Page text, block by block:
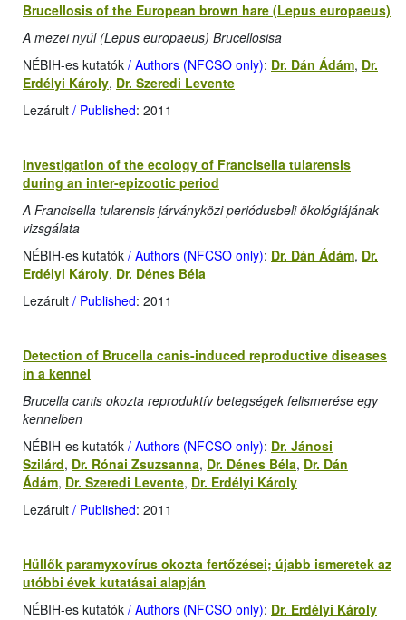
Brucellosis of the European brown hare (Lepus europaeus)
A mezei nyúl (Lepus europaeus) Brucellosisa
NÉBIH-es kutatók / Authors (NFCSO only): Dr. Dán Ádám, Dr.
Erdélyi Károly, Dr. Szeredi Levente
Lezárult / Published: 2011
Investigation of the ecology of Francisella tularensis
during an inter-epizootic period
A Francisella tularensis járványközi periódusbeli ökológiájának
vizsgálata
NÉBIH-es kutatók / Authors (NFCSO only): Dr. Dán Ádám, Dr.
Erdélyi Károly, Dr. Dénes Béla
Lezárult / Published: 2011
Detection of Brucella canis-induced reproductive diseases
in a kennel
Brucella canis okozta reproduktív betegségek felismerése egy
kennelben
NÉBIH-es kutatók / Authors (NFCSO only): Dr. Jánosi
Szilárd, Dr. Rónai Zsuzsanna, Dr. Dénes Béla, Dr. Dán
Ádám, Dr. Szeredi Levente, Dr. Erdélyi Károly
Lezárult / Published: 2011
Hüllők paramyxovírus okozta fertőzései; újabb ismeretek az
utóbbi évek kutatásai alapján
NÉBIH-es kutatók / Authors (NFCSO only): Dr. Erdélyi Károly